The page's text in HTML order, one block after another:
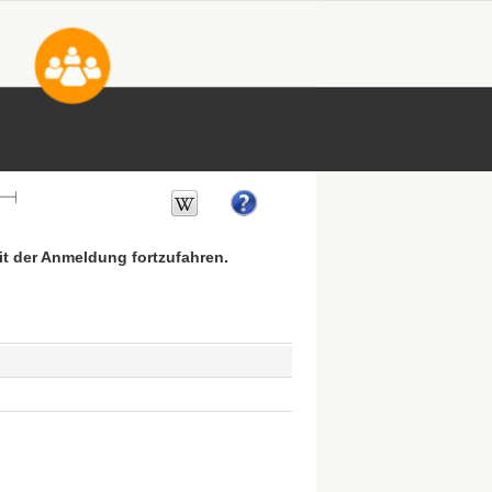
der Anmeldung fortzufahren.